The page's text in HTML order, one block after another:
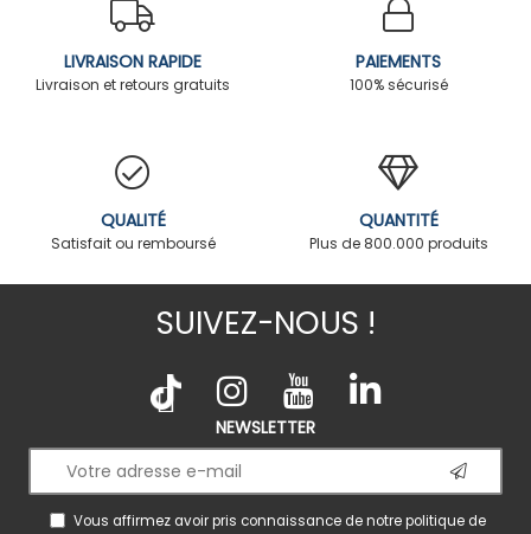
LIVRAISON RAPIDE
Livraison et retours gratuits
PAIEMENTS
100% sécurisé
QUALITÉ
Satisfait ou remboursé
QUANTITÉ
Plus de 800.000 produits
SUIVEZ-NOUS !
NEWSLETTER
Vous affirmez avoir pris connaissance de notrepolitique de